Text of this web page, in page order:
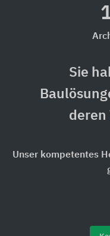
Sie
deren
Unser kompetentes